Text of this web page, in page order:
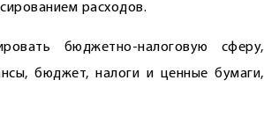
расходов.
бюджетно-налоговую сферу,
бюджет, налоги и ценные бумаги,